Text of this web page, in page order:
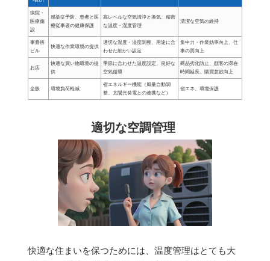
病院・
医療施
設
感染症予防、患者と医
療従事者の健康保護
高レベルな空気清浄と換気、精密
な温度・湿度管理
清潔な空気の維持
事務所
ビル
快適な作業環境の提供
適切な温度・湿度調整、用途に合
わせた細かい設定
集中力・作業効率向上、仕
事の質向上
お店
快適な買い物環境の提
供
季節に合わせた温度設定、良好な
空気循環
商品劣化防止、顧客の滞在
時間延長、購買意欲向上
全般 環境負荷軽減
省エネルギー機能（風量自動調
整、太陽光発電との連携など）
省エネ、環境保護
適切な空調管理
快適な住まいを保つためには、温度管理はとても大